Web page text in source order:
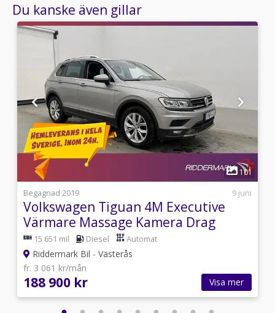
Utrustning/Tillbehör:
Dieselvärmare,Infällbar dragkrok,Elektrisk
bagagelucka,LED strålkastare,Parkeringssensorer
fram,Parkeringssensorer bak,Rails,Active Info Display
(Cockpit),Alcantara/Tyg
klädsel,Läderratt,Multifunktionsratt,Rattvärme,Adaptiv
CarPlay,Android Auto,MirrorLink,Bluetooth,USB-
ingång,3-Zons klimatanläggning,Lane
assist,Parkeringsassist,Färddator,Sätesvärme,El-
speglar,El-hissar fram,El-hissar bak,Isofix,AC och
klimatanläggning,Dragkrok - Infällbar,Motorvärmare
Du kanske även gillar
101
Begagnad 2019
9 juni
Volkswagen Tiguan 4M Executive
Värmare Massage Kamera Drag
15 651 mil Diesel Automat
Riddermark Bil - Västerås
fr. 3 061 kr/mån
188 900 kr Visa mer